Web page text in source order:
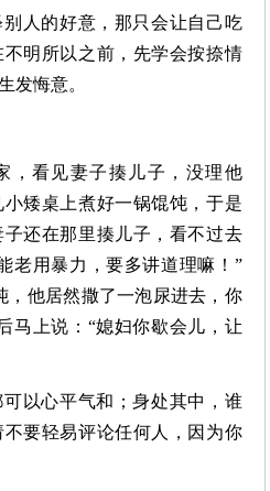
的好意，那只会让自己吃
明所以之前，先学会按捺情
发悔意。
看见妻子揍儿子，没理他
矮桌上煮好一锅馄饨，于是
还在那里揍儿子，看不过去
老用暴力，要多讲道理嘛！”
，他居然撒了一泡尿进去，你
马上说：“媳妇你歇会儿，让
心平气和；身处其中，谁
要轻易评论任何人，因为你